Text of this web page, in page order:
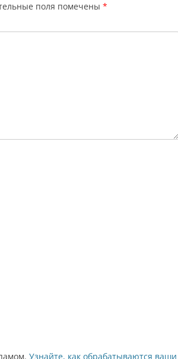
поля помечены *
Узнайте, как обрабатываются ваши